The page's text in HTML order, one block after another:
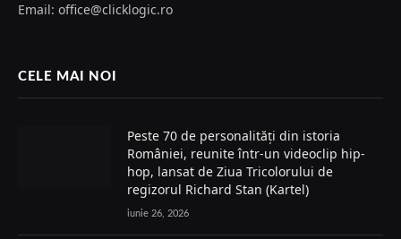
Email: office@clicklogic.ro
CELE MAI NOI
Peste 70 de personalități din istoria
României, reunite într-un videoclip hip-
hop, lansat de Ziua Tricolorului de
regizorul Richard Stan (Kartel)
iunie 26, 2026